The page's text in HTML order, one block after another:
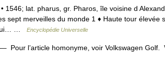
1546; lat. pharus, gr. Pharos, île voisine d
sept merveilles du monde 1 ♦ Haute tour élevée
…
Encyclopédie Universelle
— Pour l’article homonyme, voir Volkswagen